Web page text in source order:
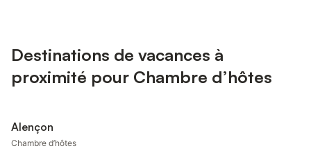
Destinations de vacances à
proximité pour Chambre d’hôtes
Alençon
Chambre d’hôtes